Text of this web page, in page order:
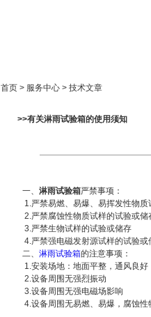
首页 > 服务中心 > 技术文章
>>有关淋雨试验箱的使用须知
一、 淋雨试验箱严禁事项：
1.严禁易燃、易爆、易挥发性物
2.严禁腐蚀性物质试样的试验或储
3.严禁生物试样的试验或储存
4.严禁强电磁发射源试样的试验或
二、 淋雨试验箱的注意事项：
1.安装场地：地面平整，通风良好
2.设备周围无强烈振动
3.设备周围无强电磁场影响
4.设备周围无易燃、易爆，腐蚀性